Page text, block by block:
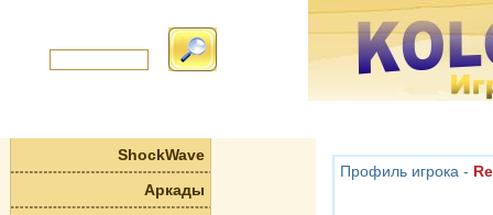
ShockWave
Аркады
Профиль игрока -